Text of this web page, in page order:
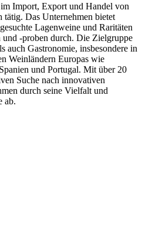
Import, Export und Handel von
tätig. Das Unternehmen bietet
Lagenweine und Raritäten
-proben durch. Die Zielgruppe
auch Gastronomie, insbesondere in
Weinländern Europas wie
und Portugal. Mit über 20
Suche nach innovativen
durch seine Vielfalt und
ab.